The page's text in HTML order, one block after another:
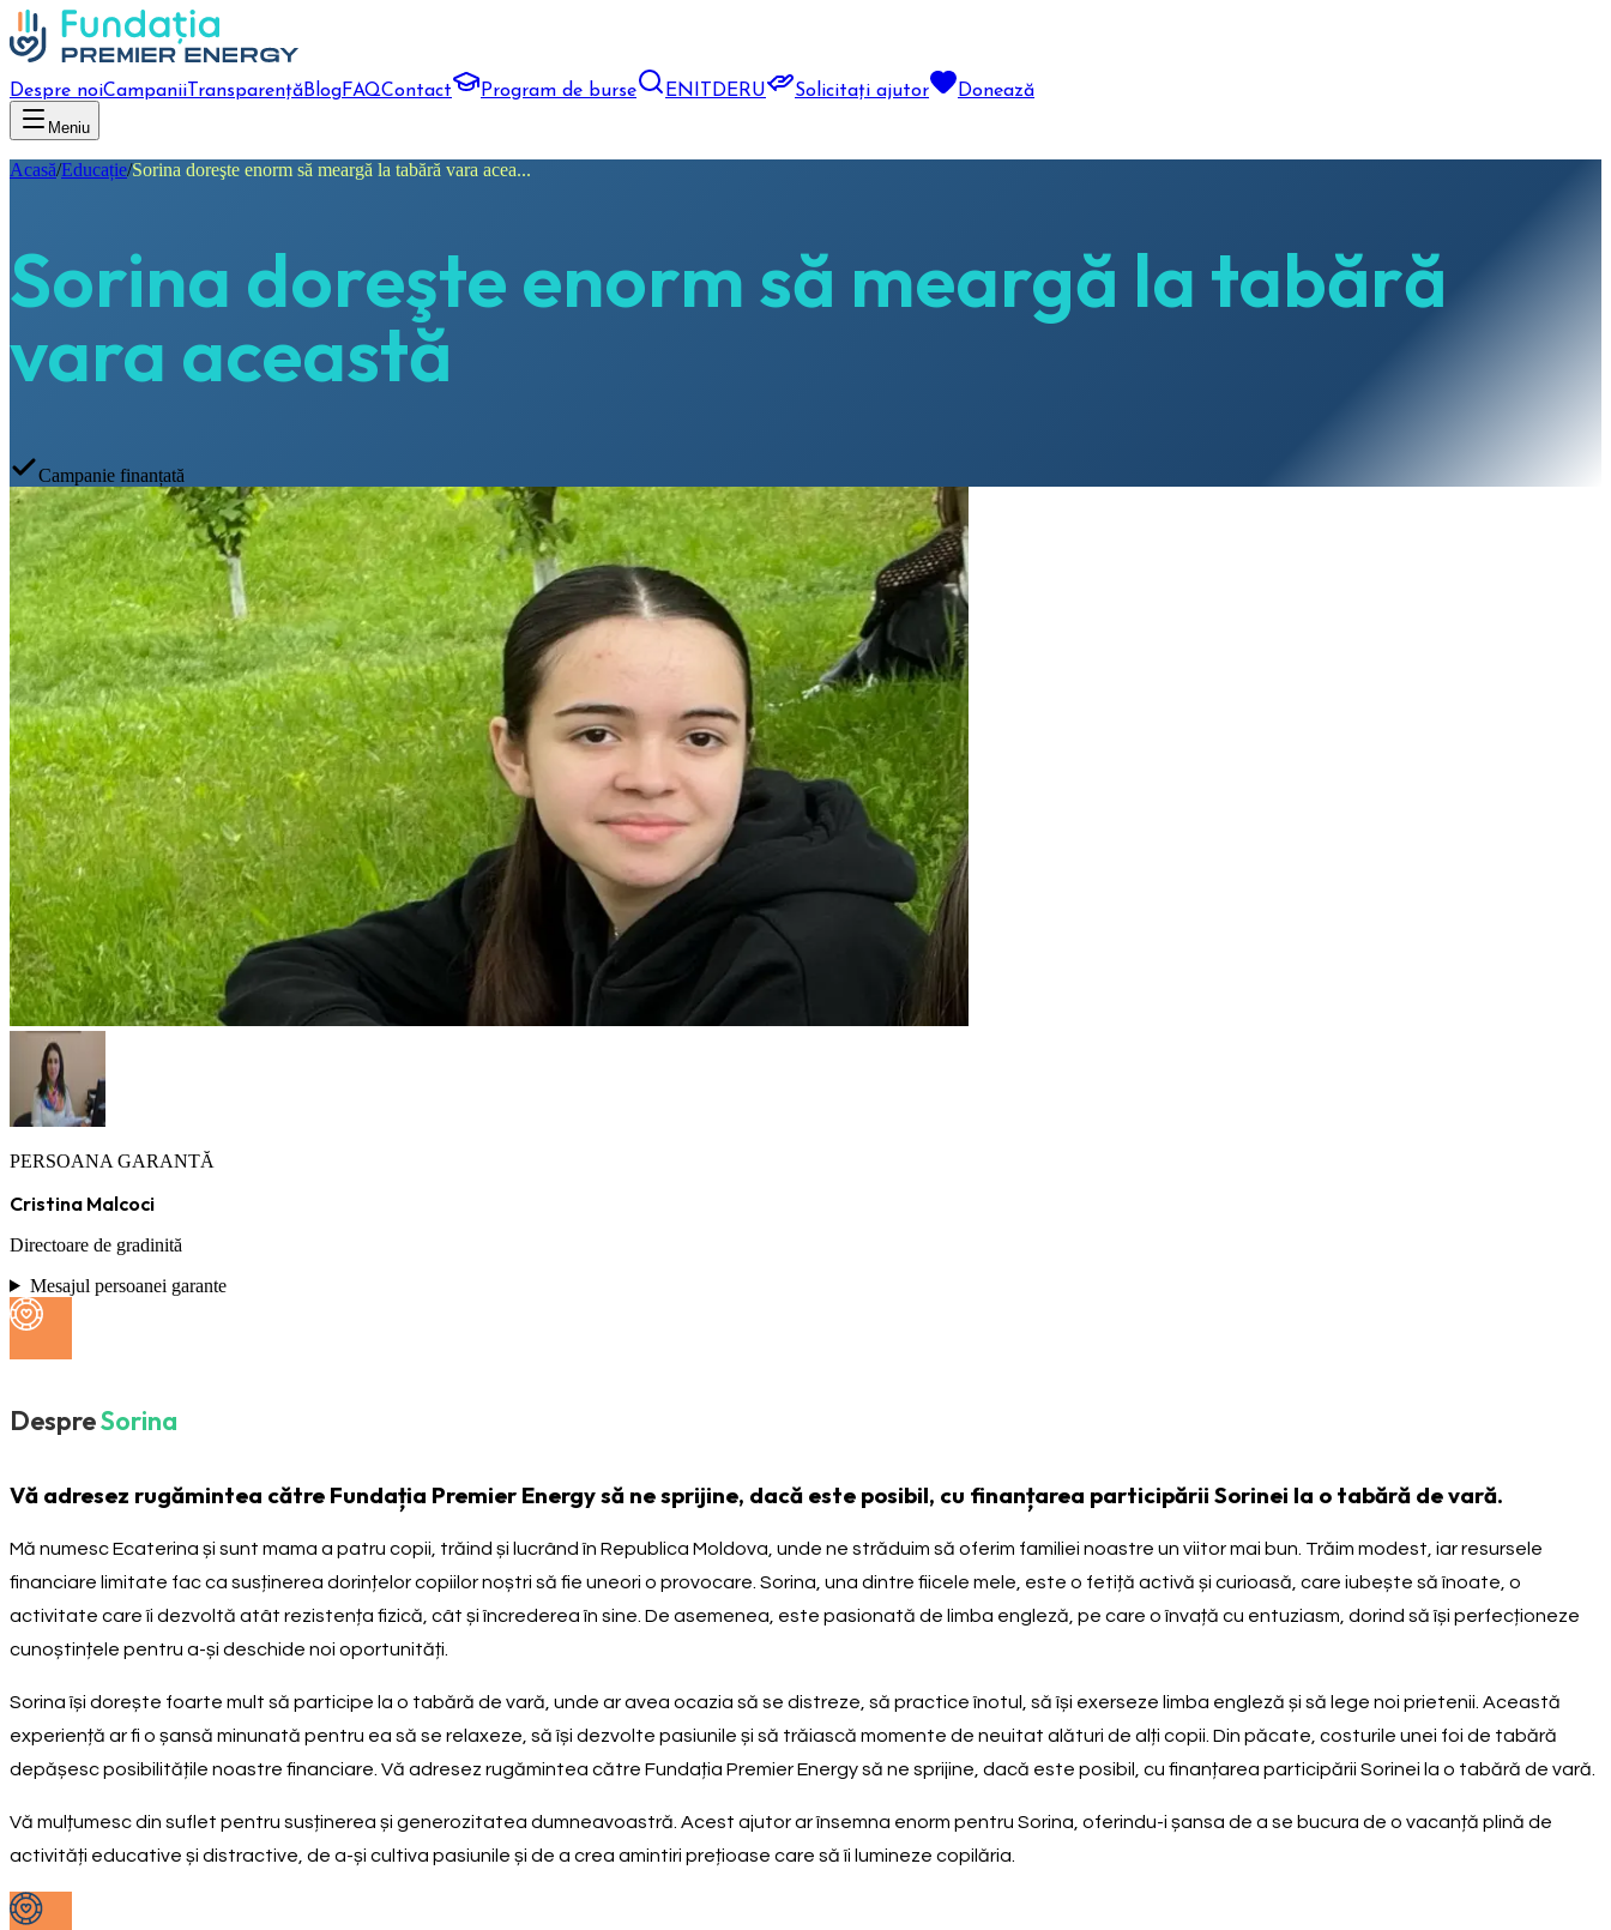
Despre noiCampanii TransparențăBlogFAQContact Program de burse EN DERU Solicitați ajutor Donează
Meniu
Acasă/Educație/Sorina doreşte enorm să meargă la tabără vara acea...
Sorina doreşte enorm să meargă la tabără
vara această
Campanie finanțată
PERSOANA GARANTĂ
Cristina Malcoci
Directoare de gradinită
Mesajul persoanei garante
DespreSorina
Vă adresez rugămintea către Fundația Premier Energy să ne sprijine, dacă este posibil, cu finanțarea participării Sorinei la o tabără de vară.
Mă numesc Ecaterina și sunt mama a patru copii, trăind și lucrând în Republica Moldova, unde ne străduim să oferim familiei noastre un viitor mai bun. Trăim modest, iar resursele
financiare limitate fac ca susținerea dorințelor copiilor noștri să fie uneori o provocare. Sorina, una dintre fiicele mele, este o fetiță activă și curioasă, care iubește să înoate, o
activitate care îi dezvoltă atât rezistența fizică, cât și încrederea în sine. De asemenea, este pasionată de limba engleză, pe care o învață cu entuziasm, dorind să își perfecționeze
cunoștințele pentru a-și deschide noi oportunități.
Sorina își dorește foarte mult să participe la o tabără de vară, unde ar avea ocazia să se distreze, să practice înotul, să își exerseze limba engleză și să lege noi prietenii. Această
experiență ar fi o șansă minunată pentru ea să se relaxeze, să își dezvolte pasiunile și să trăiască momente de neuitat alături de alți copii. Din păcate, costurile unei foi de tabără
depășesc posibilitățile noastre financiare. Vă adresez rugămintea către Fundația Premier Energy să ne sprijine, dacă este posibil, cu finanțarea participării Sorinei la o tabără de vară.
Vă mulțumesc din suflet pentru susținerea și generozitatea dumneavoastră. Acest ajutor ar însemna enorm pentru Sorina, oferindu-i șansa de a se bucura de o vacanță plină de
activități educative și distractive, de a-și cultiva pasiunile și de a crea amintiri prețioase care să îi lumineze copilăria.